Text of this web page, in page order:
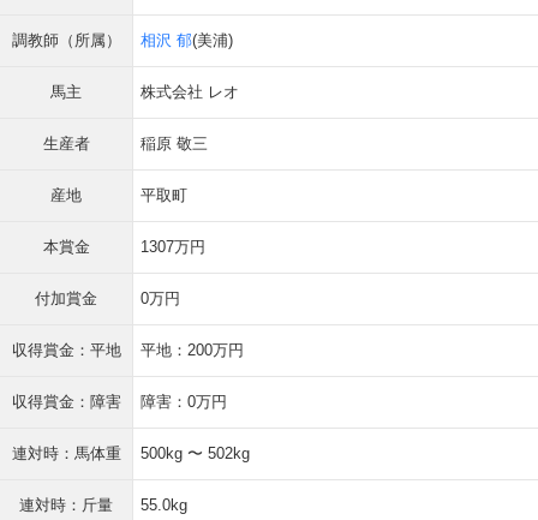
調教師（所属） 相沢 郁(美浦)
馬主 株式会社 レオ
生産者 稲原 敬三
産地 平取町
本賞金 1307万円
付加賞金 0万円
収得賞金：平地 平地：200万円
収得賞金：障害 障害：0万円
連対時：馬体重 500kg 〜 502kg
連対時：斤量 55.0kg